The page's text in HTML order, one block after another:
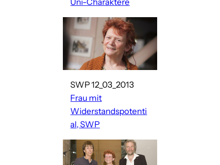
SWP 12_03_2013
Frau mit
Widerstandspotenti
al, SWP